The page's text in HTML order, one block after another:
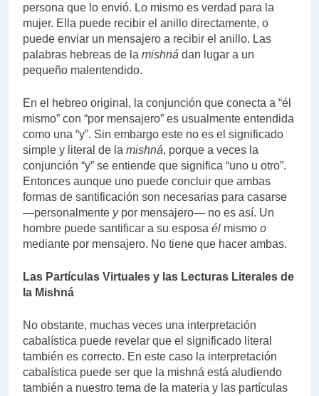
persona que lo envió. Lo mismo es verdad para la
mujer. Ella puede recibir el anillo directamente, o
puede enviar un mensajero a recibir el anillo. Las
palabras hebreas de la mishná dan lugar a un
pequeño malentendido.
En el hebreo original, la conjunción que conecta a “él
mismo” con “por mensajero” es usualmente entendida
como una “y”. Sin embargo este no es el significado
simple y literal de la mishná, porque a veces la
conjunción “y” se entiende que significa “uno u otro”.
Entonces aunque uno puede concluir que ambas
formas de santificación son necesarias para casarse
—personalmente y por mensajero— no es así. Un
hombre puede santificar a su esposa él mismo o
mediante por mensajero. No tiene que hacer ambas.
Las Partículas Virtuales y las Lecturas Literales de
la Mishná
No obstante, muchas veces una interpretación
cabalística puede revelar que el significado literal
también es correcto. En este caso la interpretación
cabalística puede ser que la mishná está aludiendo
también a nuestro tema de la materia y las partículas